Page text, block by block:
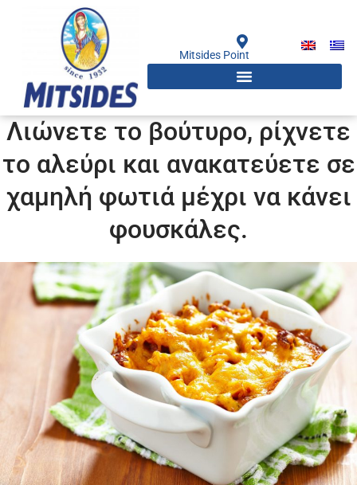
Mitsides Point
Λιώνετε το βούτυρο, ρίχνετε
το αλεύρι και ανακατεύετε σε
χαμηλή φωτιά μέχρι να κάνει
φουσκάλες.